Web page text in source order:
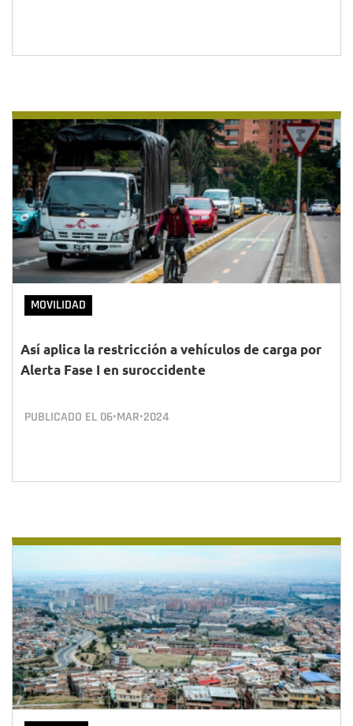
MOVILIDAD
Así aplica la restricción a vehículos de carga por
Alerta Fase I en suroccidente
PUBLICADO EL 06•MAR•2024